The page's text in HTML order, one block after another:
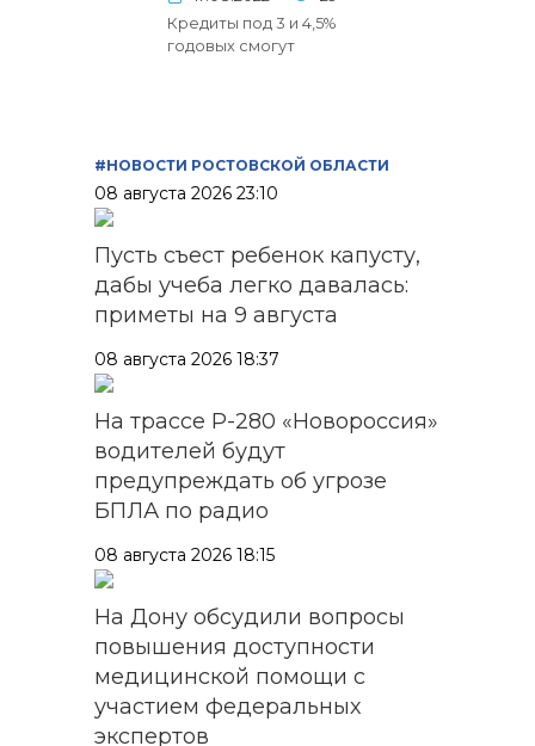
Кредиты под 3 и 4,5%
годовых смогут
#НОВОСТИ РОСТОВСКОЙ ОБЛАСТИ
08 августа 2026 23:10
Пусть съест ребенок капусту,
дабы учеба легко давалась:
приметы на 9 августа
08 августа 2026 18:37
На трассе Р-280 «Новороссия»
водителей будут
предупреждать об угрозе
БПЛА по радио
08 августа 2026 18:15
На Дону обсудили вопросы
повышения доступности
медицинской помощи с
участием федеральных
экспертов